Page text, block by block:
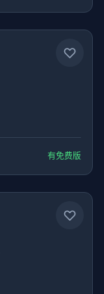
有免费版